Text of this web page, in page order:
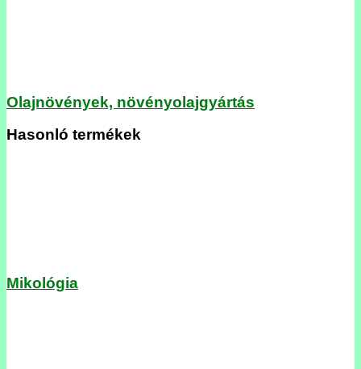
Olajnövények, növényolajgyártás
Hasonló termékek
Mikológia